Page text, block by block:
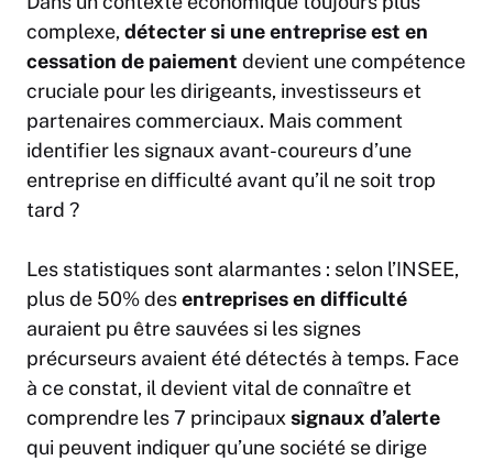
complexe, détecter si uneentrepriseest en
cessation de paiement devient une compétence
cruciale pour les dirigeants, investisseurs et
partenaires commerciaux. Mais comment
identifier les signaux avant-coureurs d’une
entreprise en difficulté avant qu’il ne soit trop
tard ?
Les statistiques sont alarmantes : selon l’INSEE,
plus de 50% desentreprises en difficulté
auraient pu être sauvées si les signes
précurseurs avaient été détectés à temps. Face
à ce constat, il devient vital de connaître et
comprendre les 7 principaux signaux d’alerte
qui peuvent indiquer qu’une société se dirige